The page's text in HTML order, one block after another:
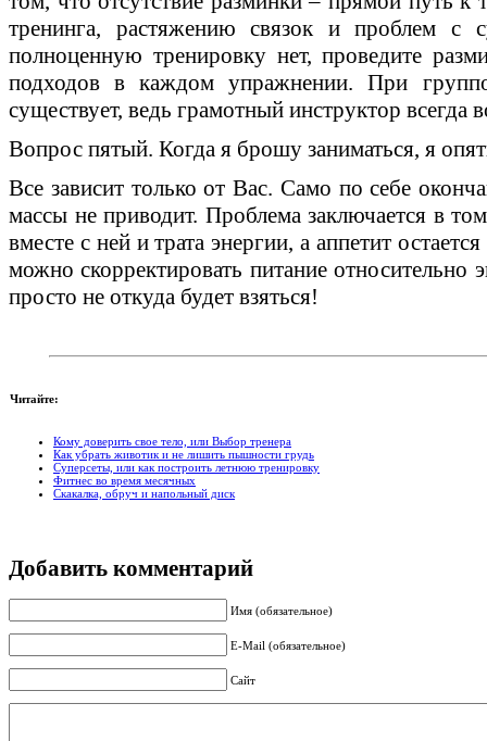
тренинга, растяжению связок и проблем с
полноценную тренировку нет, проведите
подходов в каждом упражнении. При
существует, ведь грамотный инструктор всегда
Вопрос пятый. Когда я брошу заниматься, я
Все зависит только от Вас. Само по себе
массы не приводит. Проблема заключается в
вместе с ней и трата энергии, а аппетит
можно скорректировать питание относительно
просто не откуда будет взяться!
Читайте:
Кому доверить свое тело, или Выбор тренера
Как убрать животик и не лишить пышности грудь
Суперсеты, или как построить летнюю тренировку
Фитнес во время месячных
Скакалка, обруч и напольный диск
Добавить комментарий
Имя (обязательное)
E-Mail (обязательное)
Сайт